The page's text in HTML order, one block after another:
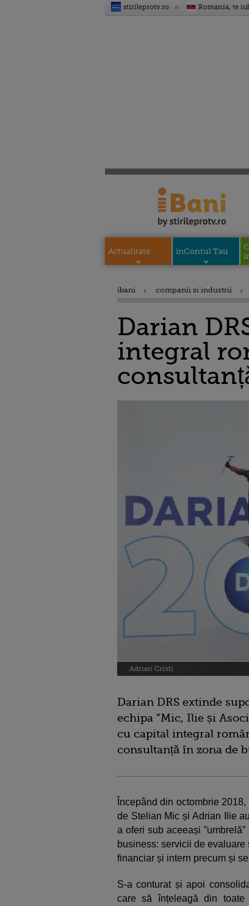
stirileprotv.ro Romania, te
Actualitate inContul Tau
ibani companii si industrii
Darian
integral
Adrian Crivii
Darian DRS extinde
echipa ”Mic, Ilie și
cu capital integral
consultanță în zona de
Începând din octombrie
de Stelian Mic și Adrian Ilie
a oferi sub aceeași
business: servicii de
financiar și intern precum și
S-a conturat și apoi
care să înțeleagă din